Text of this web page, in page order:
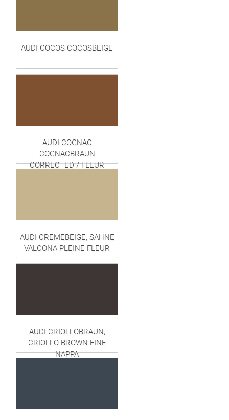
AUDI COCOS COCOSBEIGE
AUDI COGNAC
COGNACBRAUN
CORRECTED / FLEUR
AUDI CREMEBEIGE, SAHNE
VALCONA PLEINE FLEUR
AUDI CRIOLLOBRAUN,
CRIOLLO BROWN FINE
NAPPA